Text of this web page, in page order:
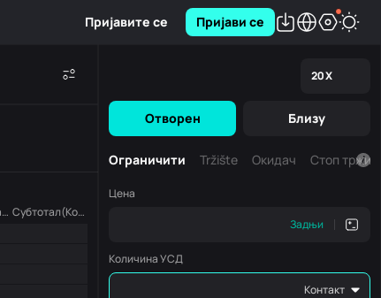
Пријавите се Пријави се
Износ(Контакт ) Субтотал(Контакт )
20X
Отворен Близу
Ограничити Tržište Окидач Стоп
Цена
Задњи
Количина УСД
Контакт